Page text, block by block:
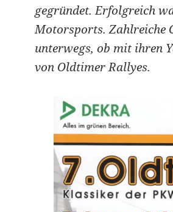
gegründet. Erfolgreich
Motorsports. Zahlreiche
unterwegs, ob mit ihren
von Oldtimer Rallyes.